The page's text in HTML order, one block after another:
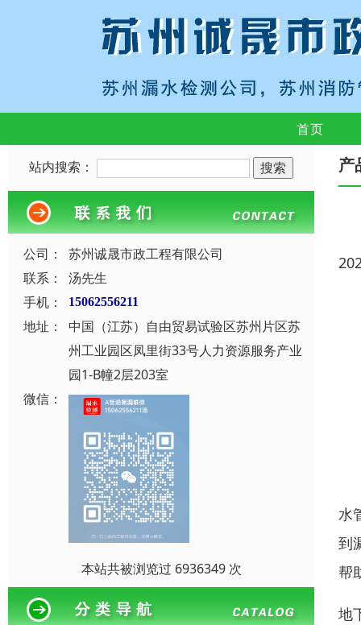
首页
站内搜索：
公司：
苏州诚晟市政工程有限公司
联系：
汤先生
手机：
15062556211
地址：
中国（江苏）自由贸易试验区苏州片区苏
州工业园区凤里街33号人力资源服务产业
园1-B幢2层203室
微信：
本站共被浏览过 6936349 次
产
水
到
帮
地